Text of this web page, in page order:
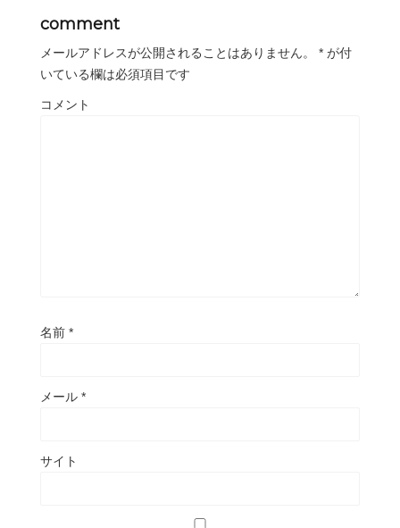
comment
メールアドレスが公開されることはありません。 * が付
いている欄は必須項目です
コメント
名前 *
メール *
サイト